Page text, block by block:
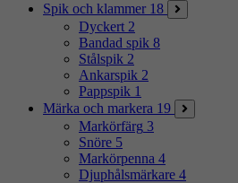
Spik och klammer 18
Dyckert 2
Bandad spik 8
Stålspik 2
Ankarspik 2
Pappspik 1
Märka och markera 19
Markörfärg 3
Snöre 5
Markörpenna 4
Djuphålsmärkare 4